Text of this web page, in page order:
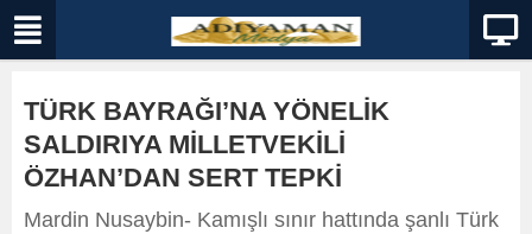
TÜRK BAYRAĞI’NA YÖNELİK
SALDIRIYA MİLLETVEKİLİ
ÖZHAN’DAN SERT TEPKİ
Mardin Nusaybin- Kamışlı sınır hattında şanlı Türk